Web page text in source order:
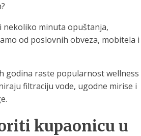
nekoliko minuta opuštanja,
od poslovnih obveza, mobitela i
godina raste popularnost wellness
filtraciju vode, ugodne mirise i
kupaonicu u